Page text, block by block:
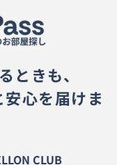
ときも、
心を届けま
CLUB